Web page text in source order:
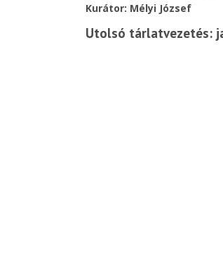
Kurátor: Mélyi József
Utolsó tárlatvezetés: